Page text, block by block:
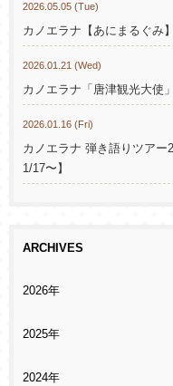
2026.05.05 (Tue)
カノエラナ【あにまるぐみ
2026.01.21 (Wed)
カノエラナ「唐津観光大使
2026.01.16 (Fri)
カノエラナ 弾き語りツアー
1/17〜】
ARCHIVES
2026年
2025年
2024年